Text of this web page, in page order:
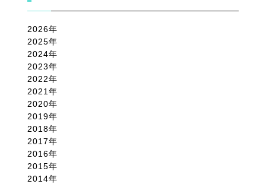
2026
2025
2024
2023
2022
2021
2020
2019
2018
2017
2016
2015
2014